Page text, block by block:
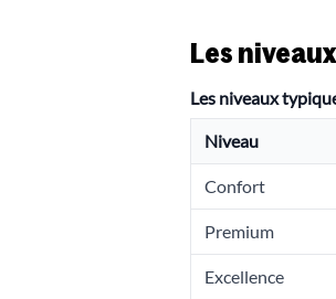
Les
Les niveaux
Niveau
Confort
Premium
Excellence